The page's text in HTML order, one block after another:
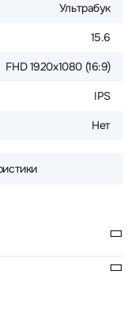
Ультрабук
15.6
FHD 1920x1080 (16:9)
IPS
Нет